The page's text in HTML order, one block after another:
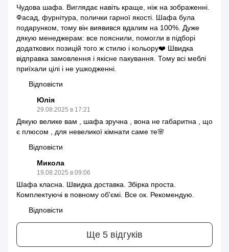
Чудова шафа. Виглядає навіть краще, ніж на зображенні.
Фасад, фурнітура, полички гарної якості. Шафа була
подарунком, тому він виявився вдалим на 100%. Дуже
дякую менеджерам: все пояснили, помогли в підборі
додаткових позицій того ж стилю і кольору❤️ Швидка
відправка замовлення і якісне пакування. Тому всі меблі
приїхали цілі і не ушкодженні.
Відповісти
Юлія
29.08.2025 в 17:21
Дякую велике вам , шафа зручна , вона не габаритна , що
є плюсом , для невеликої кімнати саме те🌸
Відповісти
Микола
19.08.2025 в 09:06
Шафа класна. Швидка доставка. Збірка проста.
Комплектуючі в повному об'ємі. Все ок. Рекомендую.
Відповісти
Ще 5 відгуків